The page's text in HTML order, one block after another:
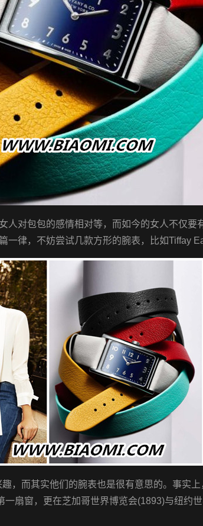
人对包包的感情相对等，而如今的女人不仅要
律，不妨尝试几款方形的腕表，比如Tiffay
，而其实他们的腕表也是很有意思的。事实上
扇窗，更在芝加哥世界博览会(1893)与纽约